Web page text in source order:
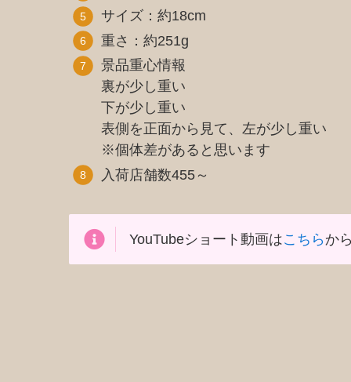
サイズ：約18cm
重さ：約251g
景品重心情報
裏が少し重い
下が少し重い
表側を正面から見て、左が少し重い
※個体差があると思います
入荷店舗数455～
YouTubeショート動画はこちら か